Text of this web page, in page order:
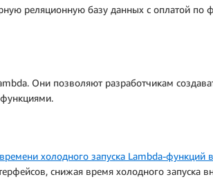
реляционную базу данных с оплатой по
Они позволяют разработчикам
холодного запуска Lambda-функций
снижая время холодного запуска